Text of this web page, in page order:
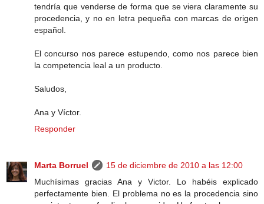
tendría que venderse de forma que se viera claramente su
procedencia, y no en letra pequeña con marcas de origen
español.
El concurso nos parece estupendo, como nos parece bien
la competencia leal a un producto.
Saludos,
Ana y Víctor.
Responder
Marta Borruel
15 de diciembre de 2010 a las 12:00
Muchísimas gracias Ana y Victor. Lo habéis explicado
perfectamente bien. El problema no es la procedencia sino